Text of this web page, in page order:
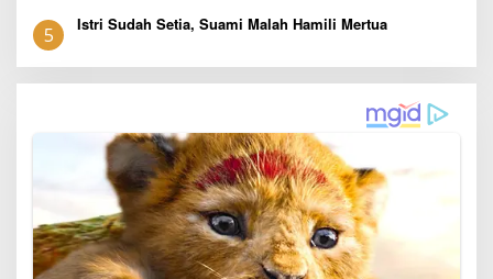
5 Istri Sudah Setia, Suami Malah Hamili Mertua